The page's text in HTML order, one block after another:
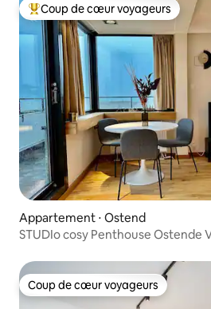
Coups de cœur voyageurs les plus
Coup de cœur voyageurs
Appartement ⋅ Ostend
STUDIo cosy Penthouse Ostende
Coup de cœur voyageurs
Coup de cœur voyageurs